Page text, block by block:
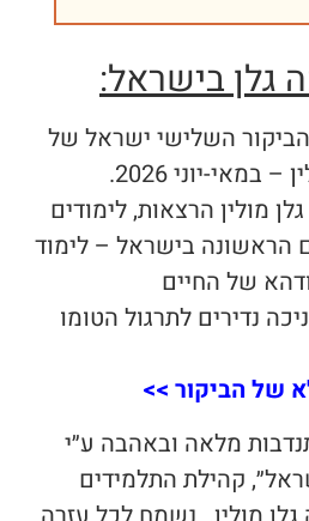
גלן בישראל:
השלישי ישראל של
יוני 2026.
מולין הרצאות, לימודים
הראשונה בישראל – לימוד
של החיים
נדירים לתרגול הטומו
של הביקור >>
מלאה ובאהבה ע״י
קהילת התלמידים